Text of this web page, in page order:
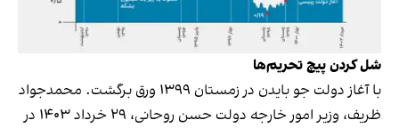
شل کردن پیچ تحریم‌ها
با آغاز دولت جو بایدن در زمستان ۱۳۹۹ ورق برگشت. محمدجواد
ظریف، وزیر امور خارجه دولت حسن روحانی، ۲۹ خرداد ۱۴۰۳ در